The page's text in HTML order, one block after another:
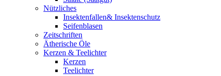
Nützliches
Insektenfallen& Insektenschutz
Seifenblasen
Zeitschriften
Ätherische Öle
Kerzen & Teelichter
Kerzen
Teelichter